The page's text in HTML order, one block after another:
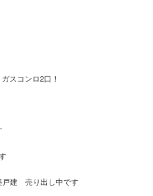
スコンロ2口！
建 売り出し中です